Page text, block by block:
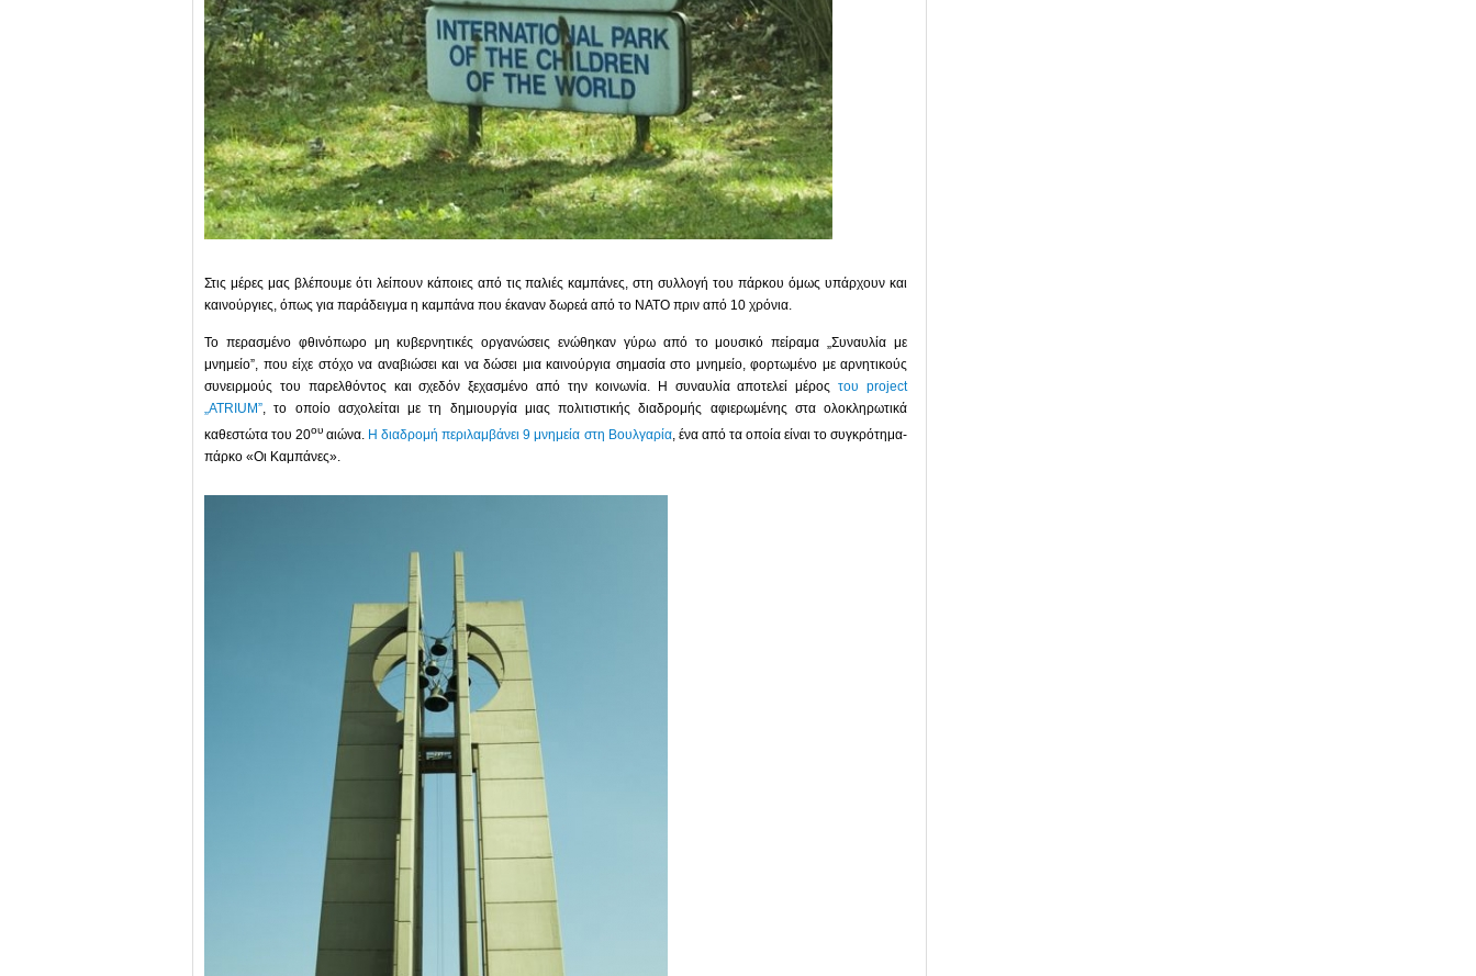
Στις μέρες μας βλέπουμε ότι λείπουν κάποιες από τις παλιές καμπάνες, στη συλλογή του πάρκου όμως υπάρχουν και
καινούργιες, όπως για παράδειγμα η καμπάνα που έκαναν δωρεά από το ΝΑΤΟ πριν από 10 χρόνια.
Το περασμένο φθινόπωρο μη κυβερνητικές οργανώσεις ενώθηκαν γύρω από το μουσικό πείραμα „Συναυλία με
μνημείο”, που είχε στόχο να αναβιώσει και να δώσει μια καινούργια σημασία στο μνημείο, φορτωμένο με αρνητικούς
συνειρμούς του παρελθόντος και σχεδόν ξεχασμένο από την κοινωνία. Η συναυλία αποτελεί μέροςτου project
„ATRIUM”, το οποίο ασχολείται με τη δημιουργία μιας πολιτιστικής διαδρομής αφιερωμένης στα ολοκληρωτικά
καθεστώτα του 20ου αιώνα. Η διαδρομή περιλαμβάνει 9 μνημεία στη Βουλγαρία, ένα από τα οποία είναι το συγκρότημα-
πάρκο «Οι Καμπάνες».